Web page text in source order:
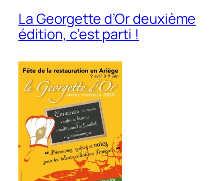
La Georgette d’Or deuxième
édition, c’est parti !